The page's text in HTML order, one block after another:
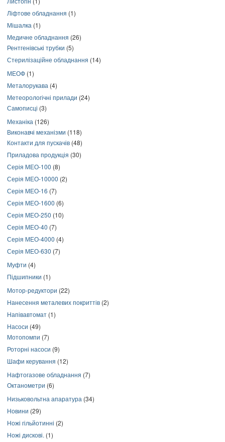
Ліфтове обладнання (1)
Мішалка (1)
Медичне обладнання (26)
Рентгенівські трубки (5)
Стерилізаційне обладнання (14)
МЕОФ (1)
Металорукава (4)
Метеорологічні прилади (24)
Самописці (3)
Механіка (126)
Виконавчі механізми (118)
Контакти для пускачів (48)
Приладова продукція (30)
Серія МЕО-100 (8)
Серія МЕО-10000 (2)
Серія МЕО-16 (7)
Серія МЕО-1600 (6)
Серія МЕО-250 (10)
Серія МЕО-40 (7)
Серія МЕО-4000 (4)
Серія МЕО-630 (7)
Муфти (4)
Підшипники (1)
Мотор-редуктори (22)
Нанесення металевих покриттів (2)
Напівавтомат (1)
Насоси (49)
Мотопомпи (7)
Роторні насоси (9)
Шафи керування (12)
Нафтогазове обладнання (7)
Октанометри (6)
Низьковольтна апаратура (34)
Новини (29)
Ножі гільйотинні (2)
Ножі дискові. (1)